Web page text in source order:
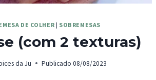
DE COLHER | SOBREMESAS
(com 2 texturas)
da Ju Publicado 08/08/2023